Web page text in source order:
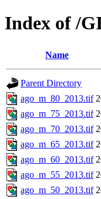
Index of /
Name
Parent Directory
ago_m_80_2013.tif
ago_m_75_2013.tif
ago_m_70_2013.tif
ago_m_65_2013.tif
ago_m_60_2013.tif
ago_m_55_2013.tif
ago_m_50_2013.tif